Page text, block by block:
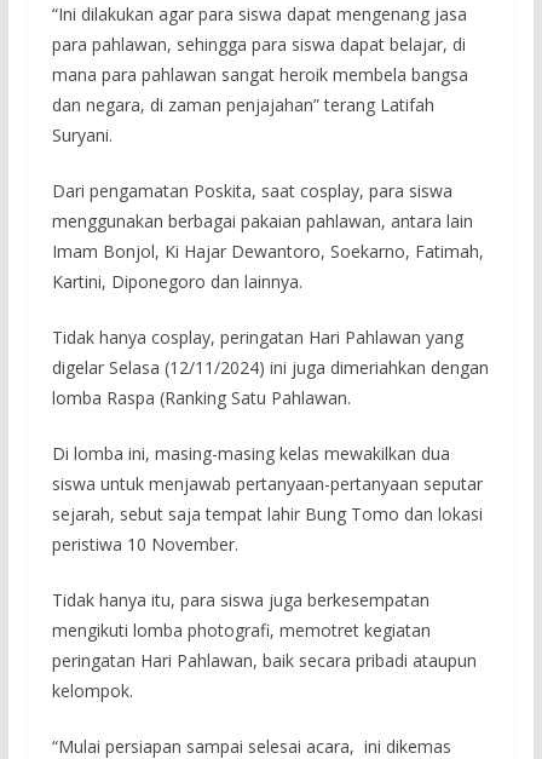
“Ini dilakukan agar para siswa dapat mengenang jasa
para pahlawan, sehingga para siswa dapat belajar, di
mana para pahlawan sangat heroik membela bangsa
dan negara, di zaman penjajahan” terang Latifah
Suryani.
Dari pengamatan Poskita, saat cosplay, para siswa
menggunakan berbagai pakaian pahlawan, antara lain
Imam Bonjol, Ki Hajar Dewantoro, Soekarno, Fatimah,
Kartini, Diponegoro dan lainnya.
Tidak hanya cosplay, peringatan Hari Pahlawan yang
digelar Selasa (12/11/2024) ini juga dimeriahkan dengan
lomba Raspa (Ranking Satu Pahlawan.
Di lomba ini, masing-masing kelas mewakilkan dua
siswa untuk menjawab pertanyaan-pertanyaan seputar
sejarah, sebut saja tempat lahir Bung Tomo dan lokasi
peristiwa 10 November.
Tidak hanya itu, para siswa juga berkesempatan
mengikuti lomba photografi, memotret kegiatan
peringatan Hari Pahlawan, baik secara pribadi ataupun
kelompok.
“Mulai persiapan sampai selesai acara, ini dikemas